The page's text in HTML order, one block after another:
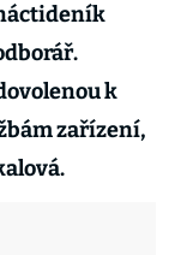
k
zařízení,